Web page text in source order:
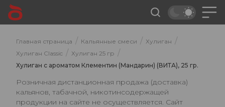
Главная страница / Кальянные смеси / Хулиган /
Хулиган Classic / Хулиган 25 гр /
Хулиган с ароматом Клементин (Мандарин) (ВИТА), 25 гр.
Розничная дистанционная продажа (доставка)
кальянов, табачной, никотинсодержащей
продукции на сайте не осуществляется. Сайт